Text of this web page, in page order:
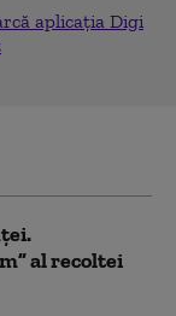
aplicația Digi
al recoltei